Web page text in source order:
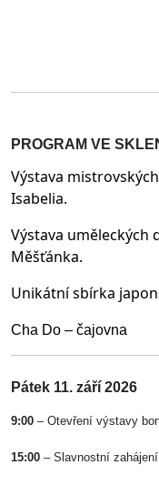
PROGRAM VE
Výstava
Isabelia.
Výstava uměleckých
Měšťánka.
Unikátní sbírka
Cha Do – čajovna
Pátek 11. září 2026
9:00 – Otevření výstavy
15:00 – Slavnostní